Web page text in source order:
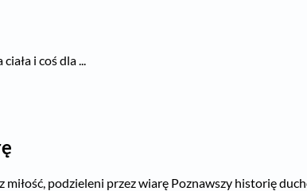
i coś dla ...
podzieleni przez wiarę Poznawszy historię